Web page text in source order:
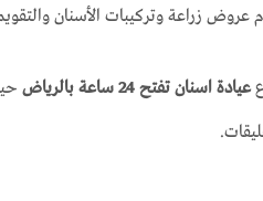
عروض زراعة وتركيبات الأسنان
عيادة اسنان تفتح 24 ساعة بالرياض